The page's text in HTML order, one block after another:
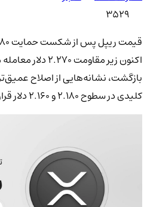
3529
اکنون زیر مقاومت
بازگشت، نشانه‌هایی از اصلاح
کلیدی در سطوح ۲.۱۸۰ و ۲.۱۶۰ دلار قرار دارند.